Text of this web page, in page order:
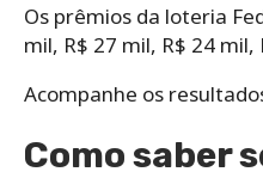
Os prêmios da loteria
mil, R$ 27 mil, R$ 24 mil,
Acompanhe os
Como saber